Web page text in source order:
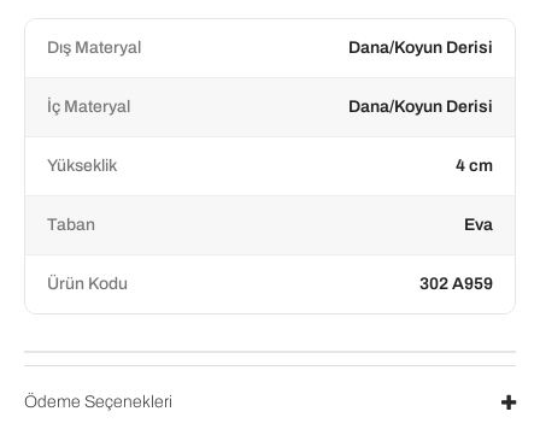
Dış Materyal Dana/Koyun Derisi
İç Materyal Dana/Koyun Derisi
Yükseklik 4 cm
Taban Eva
Ürün Kodu 302 A959
Ödeme Seçenekleri